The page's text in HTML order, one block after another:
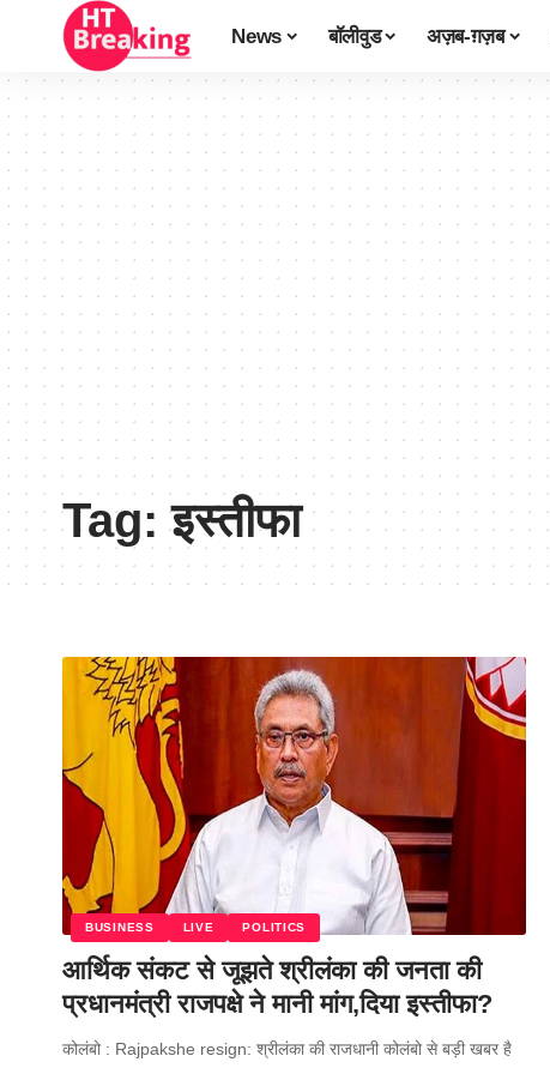
News बॉलीवुड अज़ब-ग़ज़ब
Tag:इस्तीफा
BUSINESS LIVE POLITICS
आर्थिक संकट से जूझते श्रीलंका की जनता की
प्रधानमंत्री राजपक्षे ने मानी मांग,दिया इस्तीफा?
कोलंबो : Rajpakshe resign: श्रीलंका की राजधानी कोलंबो से बड़ी खबर है